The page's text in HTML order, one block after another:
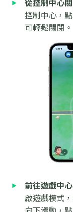
從控制中心關
控制中心，
可輕鬆關閉。
前往遊戲中心
啟遊戲模式